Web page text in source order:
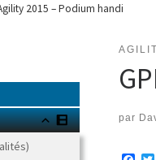
2015 – Podium handi
par